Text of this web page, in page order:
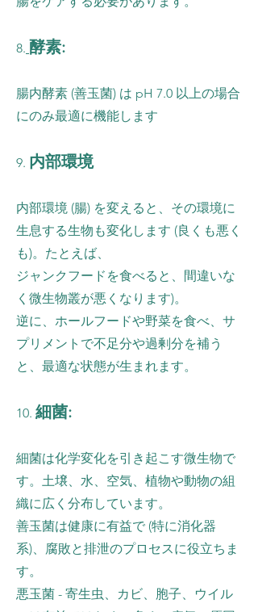
8. 酵素:
腸内酵素 (善玉菌) は pH 7.0 以上の場合
にのみ最適に機能します
9. 内部環境
内部環境 (腸) を変えると、その環境に
生息する生物も変化します (良くも悪く
も)。たとえば、
ジャンクフードを食べると、間違いな
く微生物叢が悪くなります)。
逆に、ホールフードや野菜を食べ、サ
プリメントで不足分や過剰分を補う
と、最適な状態が生まれます。
10. 細菌:
細菌は化学変化を引き起こす微生物で
す。土壌、水、空気、植物や動物の組
織に広く分布しています。
善玉菌は健康に有益で (特に消化器
系)、腐敗と排泄のプロセスに役立ちま
す。
悪玉菌 - 寄生虫、カビ、胞子、ウイル